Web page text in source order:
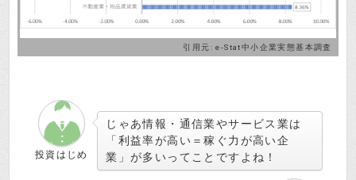
引用元:e-Stat中小企業実態基本調査
投資はじめ
じゃあ情報・通信業やサービス業は
「利益率が高い＝稼ぐ力が高い企
業」が多いってことですよね！